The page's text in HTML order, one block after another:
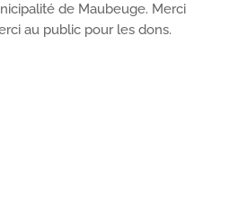
de Maubeuge. Merci
au public pour les dons.